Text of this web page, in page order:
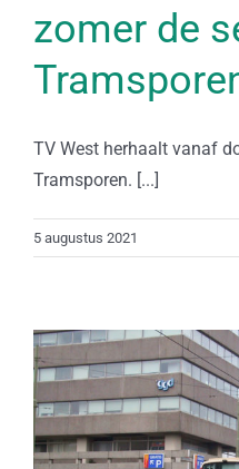
zomer de
TV West herhaalt vanaf
Tramsporen. [...]
5 augustus 2021